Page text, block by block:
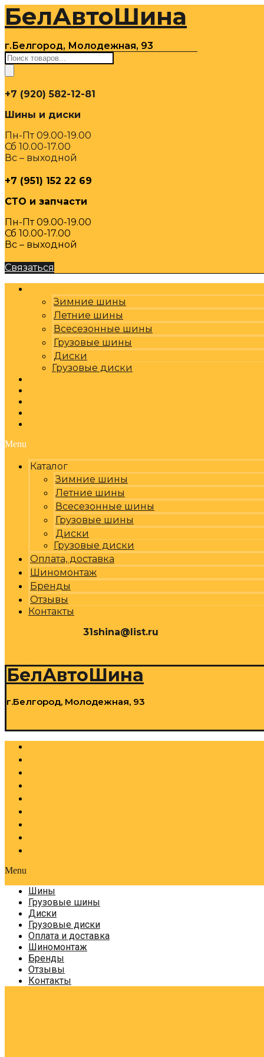
Перейти
содержимому
БелАвтоШина
г.Белгород, Молодежная, 93
Поиск
товаров
+7 (920) 582-12-81
Шины и диски
Пн-Пт 09.00-19.00
Сб 10.00-17.00
Вс – выходной
+7 (951) 152 22 69
СТО и запчасти
Пн-Пт 09.00-19.00
Сб 10.00-17.00
Вс – выходной
Связаться
Зимние шины
Летние шины
Всесезонные шины
Грузовые шины
Диски
Грузовые диски
Menu
Каталог
Зимние шины
Летние шины
Всесезонные шины
Грузовые шины
Диски
Грузовые диски
Оплата, доставка
Шиномонтаж
Бренды
Отзывы
Контакты
31shina@list.ru
БелАвтоШина
г.Белгород, Молодежная, 93
Menu
Шины
Грузовые шины
Диски
Грузовые диски
Оплата и доставка
Шиномонтаж
Бренды
Отзывы
Контакты